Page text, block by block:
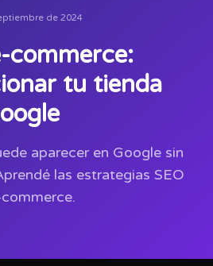
de 2024
commerce:
tu tienda
aparecer en Google sin
las estrategias SEO